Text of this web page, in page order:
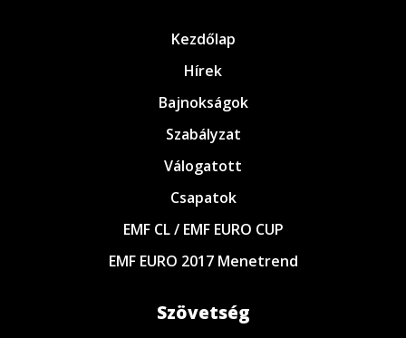
Kezdőlap
Hírek
Bajnokságok
Szabályzat
Válogatott
Csapatok
EMF CL / EMF EURO CUP
EMF EURO 2017 Menetrend
Szövetség